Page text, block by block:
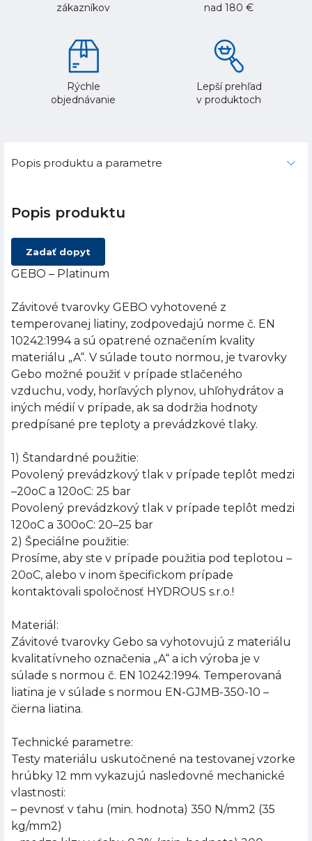
zákazníkov
nad 180 €
Rýchle
objednávanie
Lepší prehľad
v produktoch
Popis produktu a parametre
Popis produktu
Zadať dopyt
GEBO – Platinum
Závitové tvarovky GEBO vyhotovené z
temperovanej liatiny, zodpovedajú norme č. EN
10242:1994 a sú opatrené označením kvality
materiálu „A“. V súlade touto normou, je tvarovky
Gebo možné použiť v prípade stlačeného
vzduchu, vody, horľavých plynov, uhľohydrátov a
iných médií v prípade, ak sa dodržia hodnoty
predpísané pre teploty a prevádzkové tlaky.
1) Štandardné použitie:
Povolený prevádzkový tlak v prípade teplôt medzi
–20oC a 120oC: 25 bar
Povolený prevádzkový tlak v prípade teplôt medzi
120oC a 300oC: 20–25 bar
2) Špeciálne použitie:
Prosíme, aby ste v prípade použitia pod teplotou –
20oC, alebo v inom špecifickom prípade
kontaktovali spoločnosť HYDROUS s.r.o.!
Materiál:
Závitové tvarovky Gebo sa vyhotovujú z materiálu
kvalitatívneho označenia „A“ a ich výroba je v
súlade s normou č. EN 10242:1994. Temperovaná
liatina je v súlade s normou EN-GJMB-350-10 –
čierna liatina.
Technické parametre:
Testy materiálu uskutočnené na testovanej vzorke
hrúbky 12 mm vykazujú nasledovné mechanické
vlastnosti:
– pevnosť v ťahu (min. hodnota) 350 N/mm2 (35
kg/mm2)